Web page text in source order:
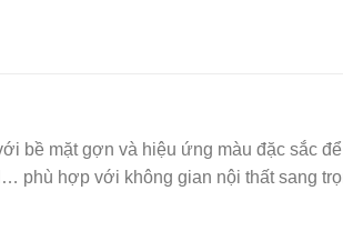
bề mặt gợn và hiệu ứng màu đặc sắc
phù hợp với không gian nội thất sang